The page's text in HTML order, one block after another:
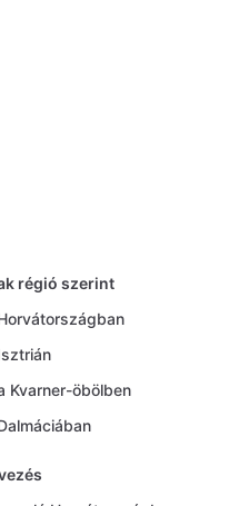
régió szerint
Kvarner-öbölben